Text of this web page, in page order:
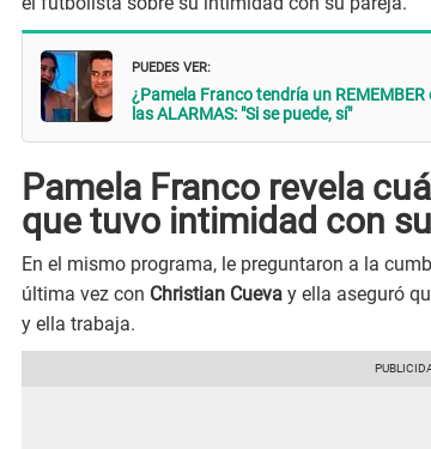
PUEDES VER:
¿Pamela Franco tendría un
las ALARMAS: "Si se puede, sí"
Pamela Franco revela
que tuvo intimidad con
En el mismo programa, le preguntaron a la
última vez con Christian Cueva y ella aseguró
y ella trabaja.